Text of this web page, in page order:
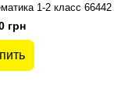
1-2 класс 66442
грн